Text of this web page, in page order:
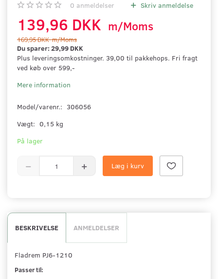
0 anmeldelser Skriv anmeldelse
139,96 DKK m/Moms
169,95 DKKm/Moms
Du sparer: 29,99 DKK
Plus leveringsomkostninger. 39,00 til pakkehops. Fri fragt
ved køb over 599,-
Mere information
Model/varenr.: 306056
Vægt: 0,15 kg
På lager
Læg i kurv
BESKRIVELSE ANMELDELSER
Fladrem PJ6-1210
Passer til: